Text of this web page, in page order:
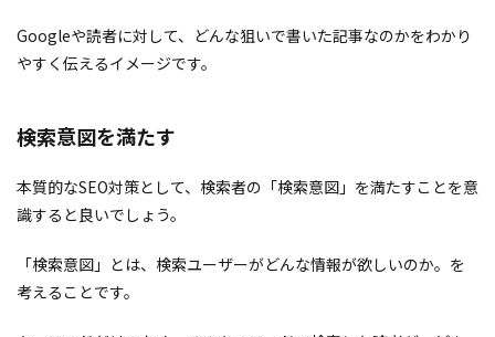
Googleや読者に対して、どんな狙いで書いた記事なのかをわかり
やすく伝えるイメージです。
検索意図を満たす
本質的なSEO対策として、検索者の「検索意図」を満たすことを意
識すると良いでしょう。
「検索意図」とは、検索ユーザーがどんな情報が欲しいのか。を
考えることです。